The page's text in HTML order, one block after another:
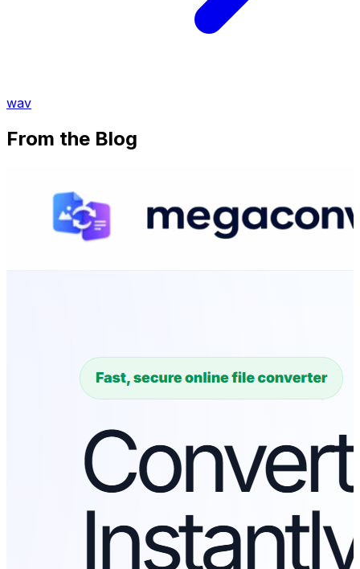
wav
From the Blog